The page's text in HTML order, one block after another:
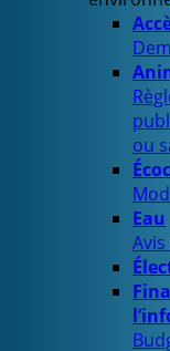
ou
Eau